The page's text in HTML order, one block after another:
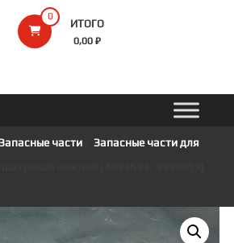
0
ИТОГО
0,00 ₽
части/
Запасные части для
нижний [4893693, 3939859]